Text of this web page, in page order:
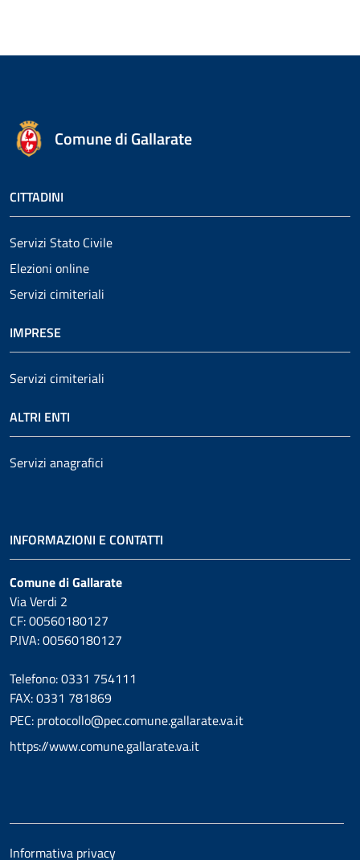
Comune di Gallarate
CITTADINI
Servizi Stato Civile
Elezioni online
Servizi cimiteriali
IMPRESE
Servizi cimiteriali
ALTRI ENTI
Servizi anagrafici
INFORMAZIONI E CONTATTI
Comune di Gallarate
Via Verdi 2
CF: 00560180127
P.IVA: 00560180127
Telefono: 0331 754111
FAX: 0331 781869
PEC: protocollo@pec.comune.gallarate.va.it
https://www.comune.gallarate.va.it
Informativa privacy